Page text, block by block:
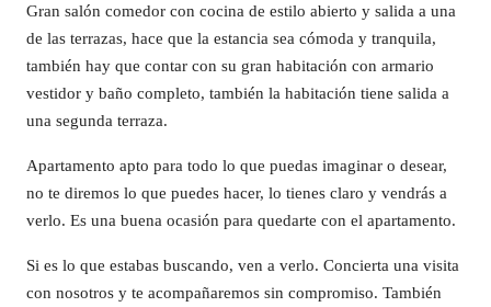
Gran salón comedor con cocina de estilo abierto y salida a una
de las terrazas, hace que la estancia sea cómoda y tranquila,
también hay que contar con su gran habitación con armario
vestidor y baño completo, también la habitación tiene salida a
una segunda terraza.
Apartamento apto para todo lo que puedas imaginar o desear,
no te diremos lo que puedes hacer, lo tienes claro y vendrás a
verlo. Es una buena ocasión para quedarte con el apartamento.
Si es lo que estabas buscando, ven a verlo. Concierta una visita
con nosotros y te acompañaremos sin compromiso. También